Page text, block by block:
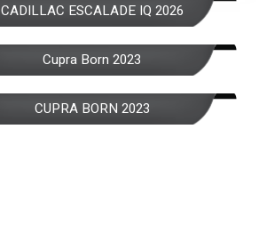
CADILLAC ESCALADE IQ 2026
Cupra Born 2023
CUPRA BORN 2023